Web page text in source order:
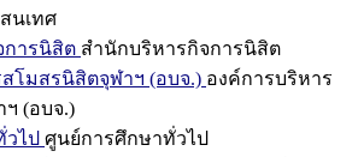
นเทศ
การนิสิต สำนักบริหารกิจการนิสิต
โมสรนิสิตจุฬาฯ (อบจ.) องค์การบริหาร
(อบจ.)
ไป ศูนย์การศึกษาทั่วไป